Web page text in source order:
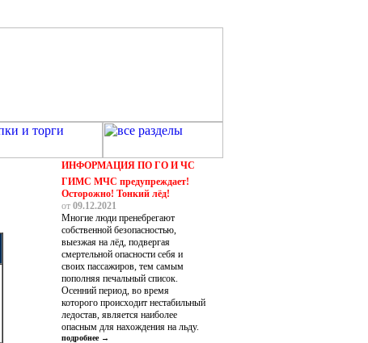
ИНФОРМАЦИЯ ПО ГО И ЧС
ГИМС МЧС предупреждает!
Осторожно! Тонкий лёд!
от 09.12.2021
Многие люди пренебрегают
собственной безопасностью,
выезжая на лёд, подвергая
смертельной опасности себя и
своих пассажиров, тем самым
пополняя печальный список.
Осенний период, во время
которого происходит нестабильный
ледостав, является наиболее
опасным для нахождения на льду.
подробнее →